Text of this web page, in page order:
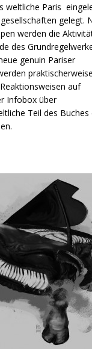
weltliche Paris
gelegt.
werden die
des
genuin Pariser
auf
Infobox über
Teil des Buches